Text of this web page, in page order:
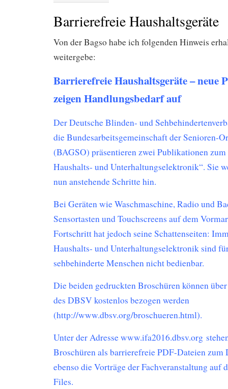
Barrierefreie Haushaltsgeräte
Von der Bagso habe ich folgenden Hinweis
weitergebe:
Barrierefreie Haushaltsgeräte – neue
zeigen Handlungsbedarf auf
Der Deutsche Blinden- und
die Bundesarbeitsgemeinschaft der Senioren-
(BAGSO) präsentieren zwei Publikationen
Haushalts- und Unterhaltungselektronik“. Sie
nun anstehende Schritte hin.
Bei Geräten wie Waschmaschine, Radio und
Sensortasten und Touchscreens auf dem
Fortschritt hat jedoch seine Schattenseiten:
Haushalts- und Unterhaltungselektronik sind
sehbehinderte Menschen nicht bedienbar.
Die beiden gedruckten Broschüren können
des DBSV kostenlos bezogen werden
(http://www.dbsv.org/broschueren.html).
Unter der Adresse www.ifa2016.dbsv.org
Broschüren als barrierefreie PDF-Dateien zum
ebenso die Vorträge der Fachveranstaltung auf
Files.